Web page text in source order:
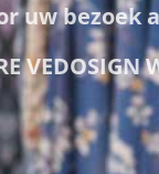
uw bezoek
VEDOSIGN